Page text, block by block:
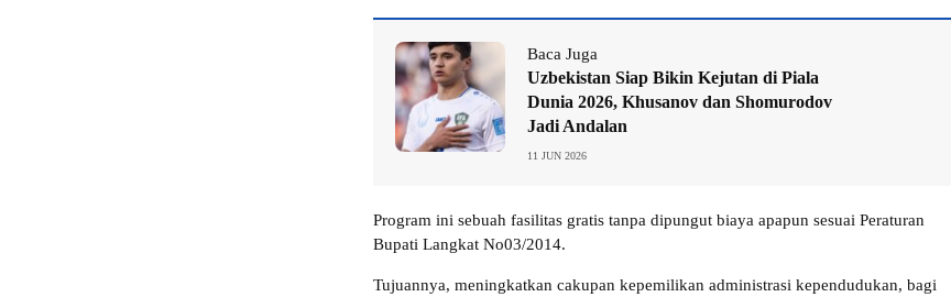
Baca Juga
Uzbekistan Siap Bikin Kejutan di Piala
Dunia 2026, Khusanov dan Shomurodov
Jadi Andalan
11 JUN 2026
Program ini sebuah fasilitas gratis tanpa dipungut biaya apapun sesuai Peraturan
Bupati Langkat No03/2014.
Tujuannya, meningkatkan cakupan kepemilikan administrasi kependudukan, bagi